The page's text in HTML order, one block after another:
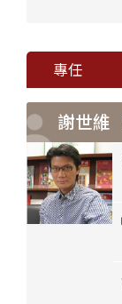
專任
謝世維